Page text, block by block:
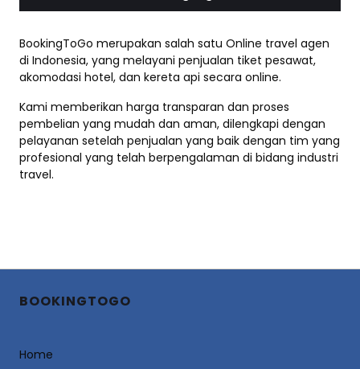
BookingToGo merupakan salah satu Online travel agen
di Indonesia, yang melayani penjualan tiket pesawat,
akomodasi hotel, dan kereta api secara online.
Kami memberikan harga transparan dan proses
pembelian yang mudah dan aman, dilengkapi dengan
pelayanan setelah penjualan yang baik dengan tim yang
profesional yang telah berpengalaman di bidang industri
travel.
BOOKINGTOGO
Home